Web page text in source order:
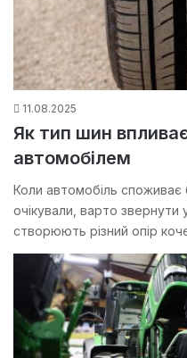
11.08.2025
Як тип шин
автомобілем
Коли автомобіль споживає
очікували, варто звернути
створюють різний опір